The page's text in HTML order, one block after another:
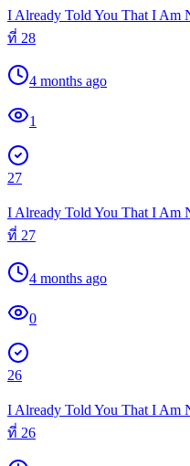
I Already Told You That I Am
ที่ 28
4 months ago
1
27
I Already Told You That I Am
ที่ 27
4 months ago
0
26
I Already Told You That I Am
ที่ 26